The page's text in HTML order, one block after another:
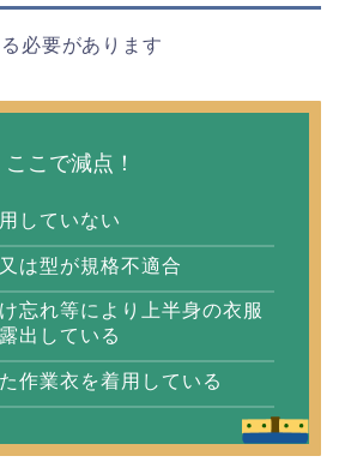
必要があります
ここで減点！
していない
は型が規格不適合
忘れ等により上半身の衣服
出している
作業衣を着用している